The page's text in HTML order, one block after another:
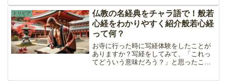
トリビア
仏教の名経典をチャラ語で！般若
心経をわかりやすく紹介般若心経
って何？
お寺に行った時に写経体験をしたことが
ありますか？写経をしてみて、「これっ
てどういう意味だろう？」と思ったこと